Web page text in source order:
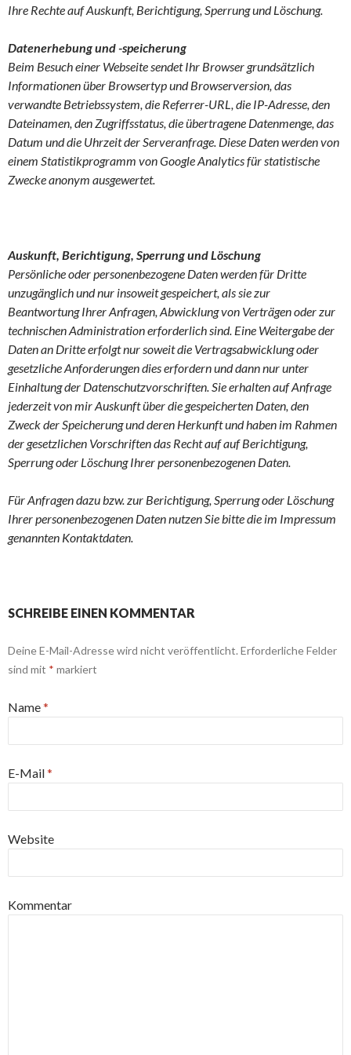
Ihre Rechte auf Auskunft, Berichtigung, Sperrung und Löschung.
Datenerhebung und -speicherung
Beim Besuch einer Webseite sendet Ihr Browser grundsätzlich
Informationen über Browsertyp und Browserversion, das
verwandte Betriebssystem, die Referrer-URL, die IP-Adresse, den
Dateinamen, den Zugriffsstatus, die übertragene Datenmenge, das
Datum und die Uhrzeit der Serveranfrage. Diese Daten werden von
einem Statistikprogramm von Google Analytics für statistische
Zwecke anonym ausgewertet.
Auskunft, Berichtigung, Sperrung und Löschung
Persönliche oder personenbezogene Daten werden für Dritte
unzugänglich und nur insoweit gespeichert, als sie zur
Beantwortung Ihrer Anfragen, Abwicklung von Verträgen oder zur
technischen Administration erforderlich sind. Eine Weitergabe der
Daten an Dritte erfolgt nur soweit die Vertragsabwicklung oder
gesetzliche Anforderungen dies erfordern und dann nur unter
Einhaltung der Datenschutzvorschriften. Sie erhalten auf Anfrage
jederzeit von mir Auskunft über die gespeicherten Daten, den
Zweck der Speicherung und deren Herkunft und haben im Rahmen
der gesetzlichen Vorschriften das Recht auf auf Berichtigung,
Sperrung oder Löschung Ihrer personenbezogenen Daten.
Für Anfragen dazu bzw. zur Berichtigung, Sperrung oder Löschung
Ihrer personenbezogenen Daten nutzen Sie bitte die im Impressum
genannten Kontaktdaten.
SCHREIBE EINEN KOMMENTAR
Deine E-Mail-Adresse wird nicht veröffentlicht. Erforderliche Felder
sind mit * markiert
Name*
E-Mail*
Website
Kommentar